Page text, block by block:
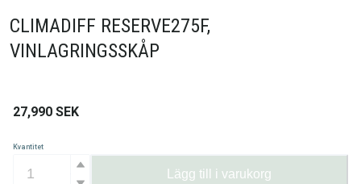
CLIMADIFF RESERVE275F,
VINLAGRINGSSKÅP
27,990 SEK
Kvantitet
Lägg till i varukorg